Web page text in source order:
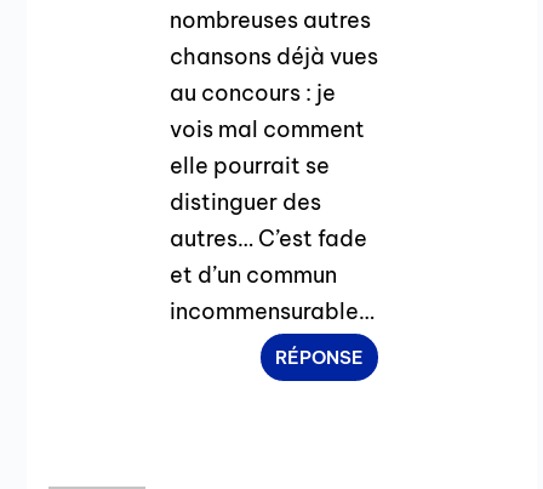
nombreuses autres
chansons déjà vues
au concours : je
vois mal comment
elle pourrait se
distinguer des
autres… C’est fade
et d’un commun
incommensurable…
RÉPONSE